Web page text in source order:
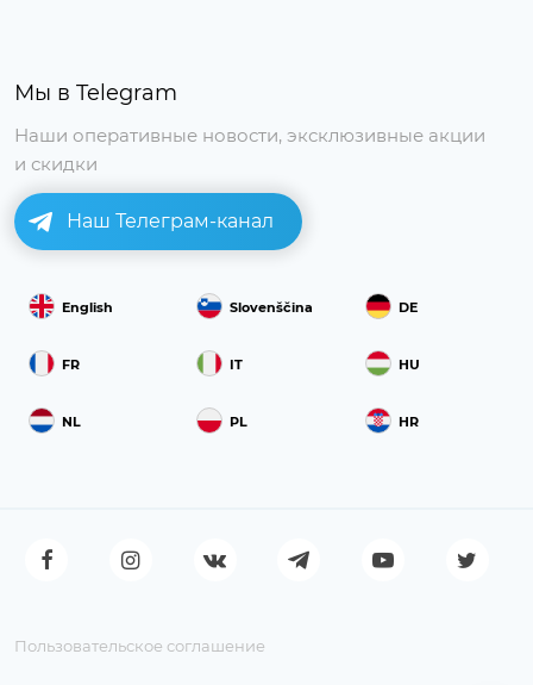
Мы в Telegram
Наши оперативные новости, эксклюзивные акции
и скидки
Наш Телеграм-канал
English Slovenščina DE
FR IT HU
NL PL HR
Пользовательское соглашение